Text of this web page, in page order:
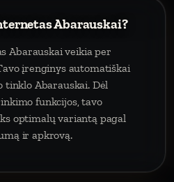
Abarauskai?
Abarauskai veikia per
įrenginys automatiškai
Abarauskai. Dėl
funkcijos, tavo
optimalų variantą pagal
ir apkrovą.